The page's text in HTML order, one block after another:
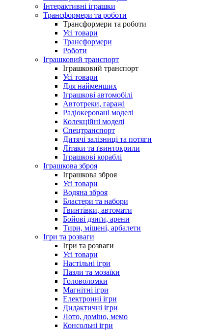
Інтерактивні іграшки
Трансформери та роботи
Трансформери та роботи
Усі товари
Трансформери
Роботи
Іграшковий транспорт
Іграшковий транспорт
Усі товари
Для найменших
Іграшкові автомобілі
Автотреки, гаражі
Радіокеровані моделі
Колекційні моделі
Спецтранспорт
Дитячі залізниці та потяги
Літаки та ґвинтокрили
Іграшкові кораблі
Іграшкова зброя
Іграшкова зброя
Усі товари
Водяна зброя
Бластери та набори
Гвинтівки, автомати
Бойові дзиґи, арени
Тири, мішені, арбалети
Ігри та розваги
Ігри та розваги
Усі товари
Настільні ігри
Пазли та мозаїки
Головоломки
Магнітні ігри
Електронні ігри
Дидактичні ігри
Лото, доміно, мемо
Консольні ігри